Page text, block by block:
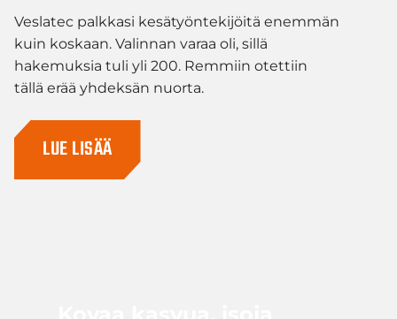
Veslatec palkkasi kesätyöntekijöitä enemmän
kuin koskaan. Valinnan varaa oli, sillä
hakemuksia tuli yli 200. Remmiin otettiin
tällä erää yhdeksän nuorta.
LUE LISÄÄ